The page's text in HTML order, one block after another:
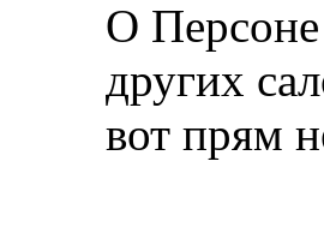
О
других
вот прям